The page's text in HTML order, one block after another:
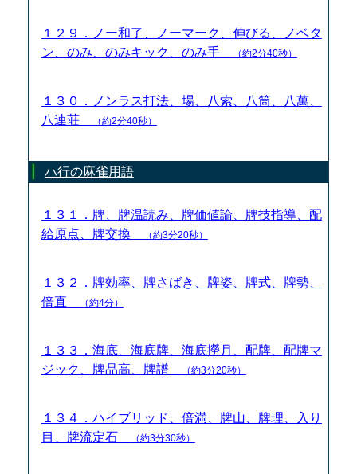
１２９．ノー和了、ノーマーク、伸びる、ノベタ
ン、のみ、のみキック、のみ手
（約2分40秒）
１３０．ノンラス打法、場、八索、八筒、八萬、
八連荘
（約2分40秒）
ハ行の麻雀用語
１３１．牌、牌温読み、牌価値論、牌技指導、配
給原点、牌交換
（約3分20秒）
１３２．牌効率、牌さばき、牌姿、牌式、牌勢、
倍直
（約4分）
１３３．海底、海底牌、海底撈月、配牌、配牌マ
ジック、牌品高、牌譜
（約3分20秒）
１３４．ハイブリッド、倍満、牌山、牌理、入り
目、牌流定石
（約3分30秒）